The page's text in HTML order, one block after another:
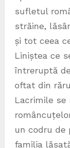
sufletul
străine,
și tot ceea
Liniștea ce
întreruptă
oftat din
Lacrimile se
un codru de
familia